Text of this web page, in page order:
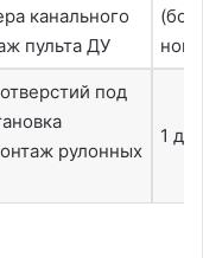
канального
пульта ДУ
под
рулонных
1